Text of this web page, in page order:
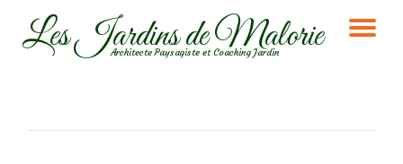
AllerLes Jardins de Malorie
Architecte Paysagiste et Coaching Jardin